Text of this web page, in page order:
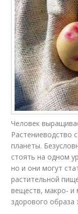
Человек
Растениеводство
планеты.
стоять на одном
но и они могут
растительной
веществ, макро- и
здорового образа